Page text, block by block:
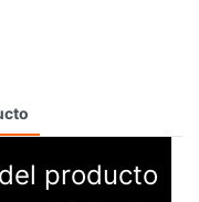
producto